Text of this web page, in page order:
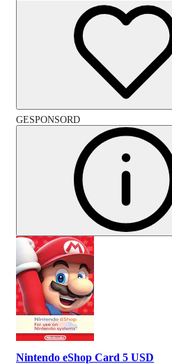
GESPONSORD
Nintendo eShop Card 5 USD